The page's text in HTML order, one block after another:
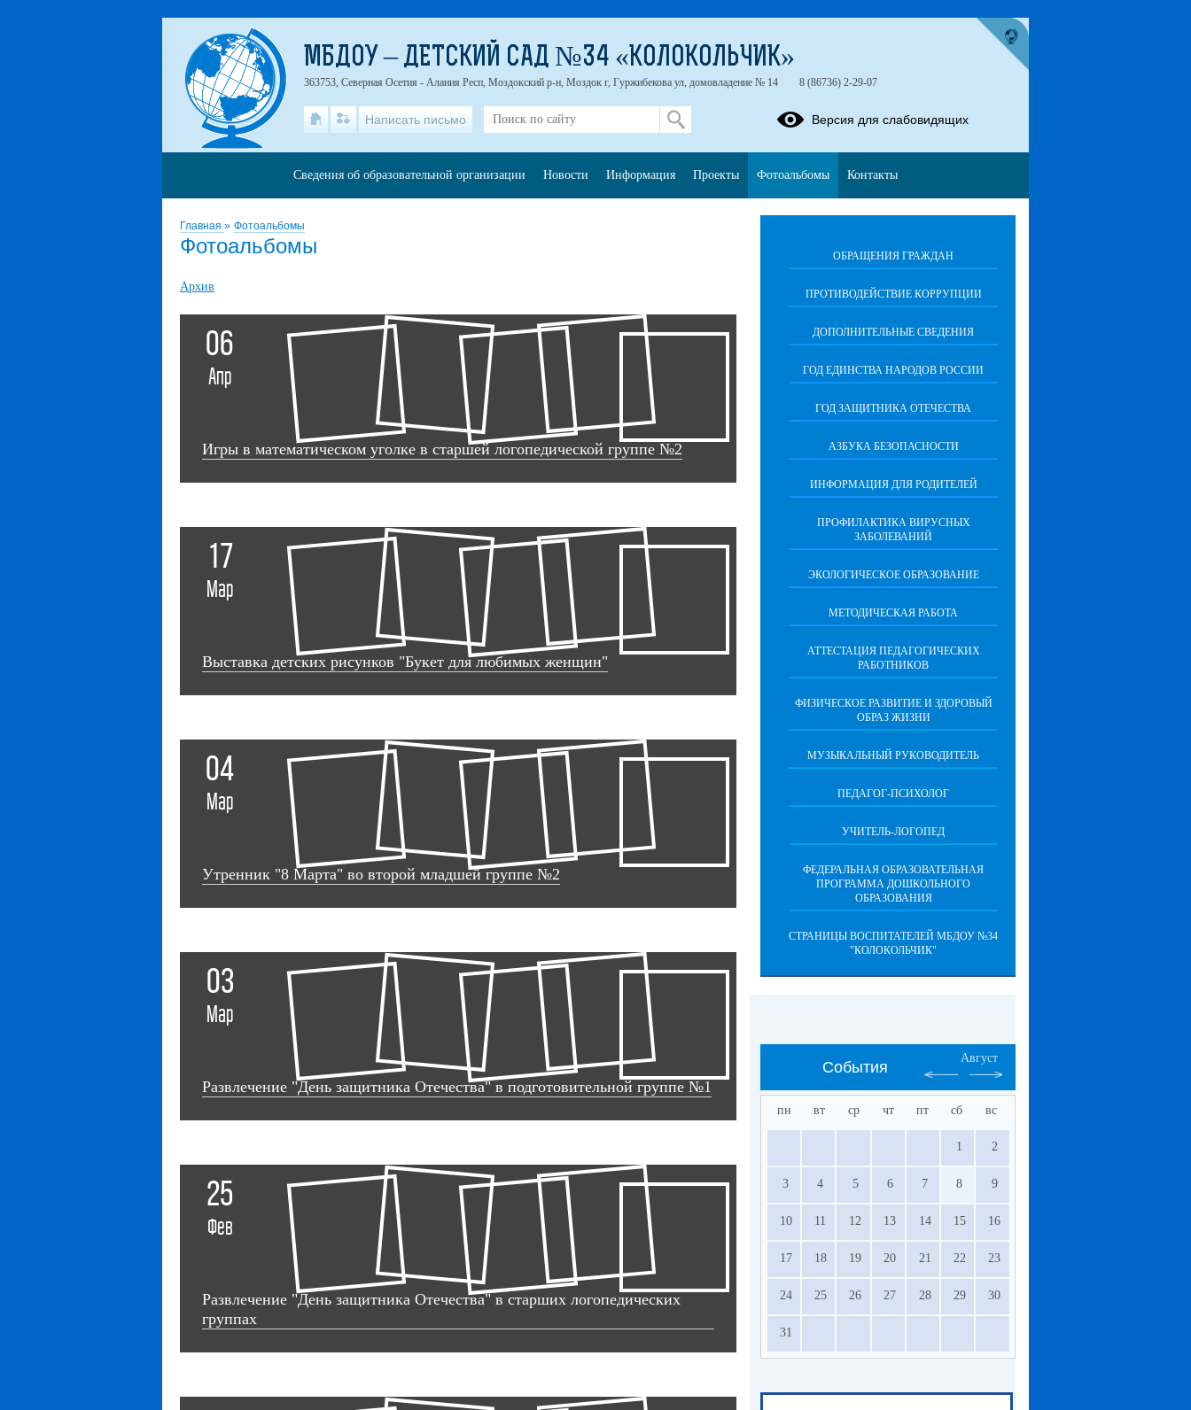
Главная » Фотоальбомы
Фотоальбомы
Архив
06
Апр
Игры в математическом уголке в старшей логопедической группе №2
17
Мар
Выставка детских рисунков "Букет для любимых женщин"
04
Мар
Утренник "8 Марта" во второй младшей группе №2
03
Мар
Развлечение "День защитника Отечества" в подготовительной группе №1
25
Фев
Развлечение "День защитника Отечества" в старших логопедических
группах
ОБРАЩЕНИЯ ГРАЖДАН
ПРОТИВОДЕЙСТВИЕ КОРРУПЦИИ
ДОПОЛНИТЕЛЬНЫЕ СВЕДЕНИЯ
ГОД ЕДИНСТВА НАРОДОВ РОССИИ
ГОД ЗАЩИТНИКА ОТЕЧЕСТВА
АЗБУКА БЕЗОПАСНОСТИ
ИНФОРМАЦИЯ ДЛЯ РОДИТЕЛЕЙ
ПРОФИЛАКТИКА ВИРУСНЫХ
ЗАБОЛЕВАНИЙ
ЭКОЛОГИЧЕСКОЕ ОБРАЗОВАНИЕ
МЕТОДИЧЕСКАЯ РАБОТА
АТТЕСТАЦИЯ ПЕДАГОГИЧЕСКИХ
РАБОТНИКОВ
ФИЗИЧЕСКОЕ РАЗВИТИЕ И ЗДОРОВЫЙ
ОБРАЗ ЖИЗНИ
МУЗЫКАЛЬНЫЙ РУКОВОДИТЕЛЬ
ПЕДАГОГ-ПСИХОЛОГ
УЧИТЕЛЬ-ЛОГОПЕД
ФЕДЕРАЛЬНАЯ ОБРАЗОВАТЕЛЬНАЯ
ПРОГРАММА ДОШКОЛЬНОГО
ОБРАЗОВАНИЯ
СТРАНИЦЫ ВОСПИТАТЕЛЕЙ МБДОУ №34
"КОЛОКОЛЬЧИК"
События
Август
пн вт ср чт пт сб вс
1 2
3 4 5 6 7 8 9
10 11 12 13 14 15 16
17 18 19 20 21 22 23
24 25 26 27 28 29 30
31
МБДОУ – ДЕТСКИЙ САД №34 «КОЛОКОЛЬЧИК»
363753, Северная Осетия - Алания Респ, Моздокский р-н, Моздок г, Гуржибекова ул, домовладение № 14 8 (86736) 2-29-07
Написать письмо Версия для слабовидящих
Сведения об образовательной организации Новости Информация Проекты Фотоальбомы Контакты